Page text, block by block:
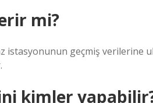
mi?
istasyonunun geçmiş verilerine
kimler